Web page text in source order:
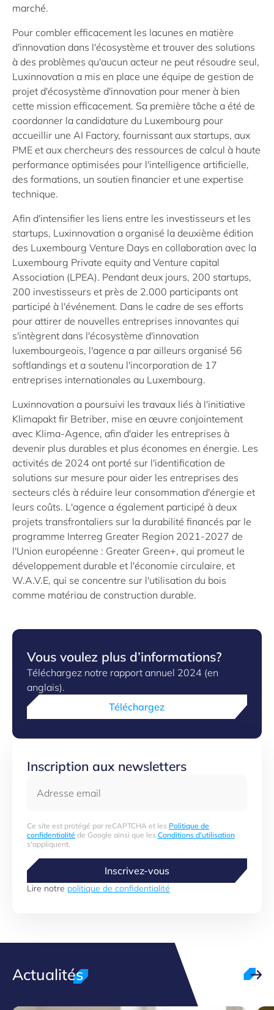
marché.
Pour combler efficacement les lacunes en matière
d'innovation dans l'écosystème et trouver des solutions
à des problèmes qu'aucun acteur ne peut résoudre seul,
Luxinnovation a mis en place une équipe de gestion de
projet d'écosystème d'innovation pour mener à bien
cette mission efficacement. Sa première tâche a été de
coordonner la candidature du Luxembourg pour
accueillir une AI Factory, fournissant aux startups, aux
PME et aux chercheurs des ressources de calcul à haute
performance optimisées pour l'intelligence artificielle,
des formations, un soutien financier et une expertise
technique.
Afin d'intensifier les liens entre les investisseurs et les
startups, Luxinnovation a organisé la deuxième édition
des Luxembourg Venture Days en collaboration avec la
Luxembourg Private equity and Venture capital
Association (LPEA). Pendant deux jours, 200 startups,
200 investisseurs et près de 2.000 participants ont
participé à l'événement. Dans le cadre de ses efforts
pour attirer de nouvelles entreprises innovantes qui
s'intègrent dans l'écosystème d'innovation
luxembourgeois, l'agence a par ailleurs organisé 56
softlandings et a soutenu l'incorporation de 17
entreprises internationales au Luxembourg.
Luxinnovation a poursuivi les travaux liés à l'initiative
Klimapakt fir Betriber, mise en œuvre conjointement
avec Klima-Agence, afin d'aider les entreprises à
devenir plus durables et plus économes en énergie. Les
activités de 2024 ont porté sur l'identification de
solutions sur mesure pour aider les entreprises des
secteurs clés à réduire leur consommation d'énergie et
leurs coûts. L'agence a également participé à deux
projets transfrontaliers sur la durabilité financés par le
programme Interreg Greater Region 2021-2027 de
l'Union européenne : Greater Green+, qui promeut le
développement durable et l'économie circulaire, et
W.A.V.E, qui se concentre sur l'utilisation du bois
comme matériau de construction durable.
Vous voulez plus d’informations?
Téléchargez notre rapport annuel 2024 (en
anglais).
Téléchargez
Inscription aux newsletters
Ce site est protégé par reCAPTCHA et les Politique de
confidentialité de Google ainsi que les Conditions d'utilisation
s'appliquent.
Inscrivez-vous
Lire notre politique de confidentialité
Actualités